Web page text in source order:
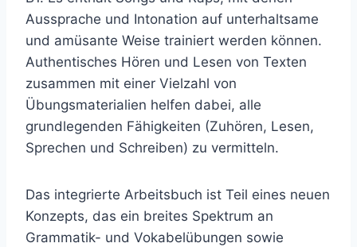
Aussprache und Intonation auf unterhaltsame
und amüsante Weise trainiert werden können.
Authentisches Hören und Lesen von Texten
zusammen mit einer Vielzahl von
Übungsmaterialien helfen dabei, alle
grundlegenden Fähigkeiten (Zuhören, Lesen,
Sprechen und Schreiben) zu vermitteln.
Das integrierte Arbeitsbuch ist Teil eines neuen
Konzepts, das ein breites Spektrum an
Grammatik- und Vokabelübungen sowie